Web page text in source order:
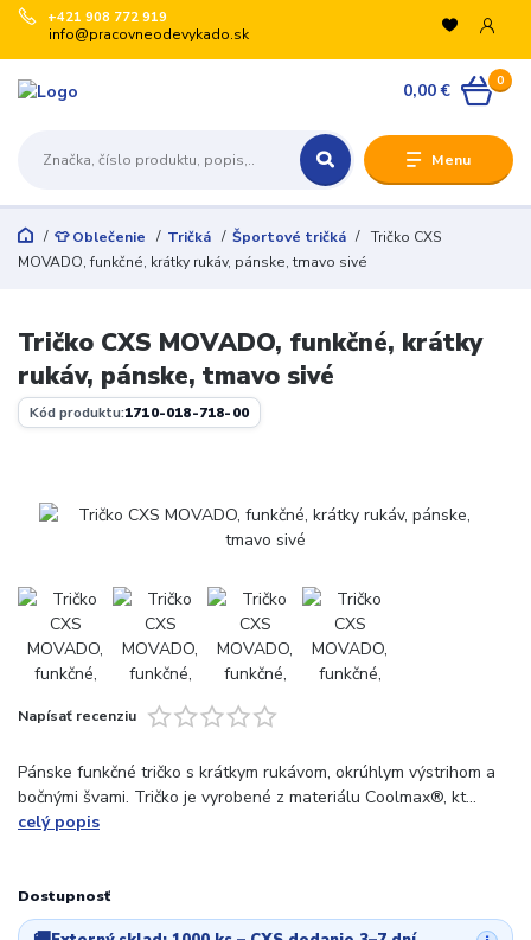
Menu
+421 908 772 919
info@pracovneodevykado.sk
0
0,00 €
👕 Oblečenie Tričká Športové tričká
Tričko CXS
MOVADO, funkčné, krátky rukáv, pánske, tmavo sivé
Tričko CXS MOVADO, funkčné, krátky
rukáv, pánske, tmavo sivé
Kód produktu:1710-018-718-00
Napísať recenziu
Pánske funkčné tričko s krátkym rukávom, okrúhlym výstrihom a
bočnými švami. Tričko je vyrobené z materiálu Coolmax®, kt...
celý popis
Dostupnosť